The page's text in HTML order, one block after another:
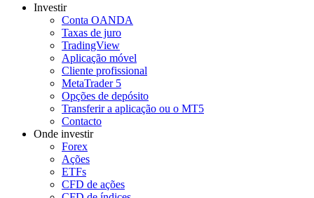
Investir
Conta OANDA
Taxas de juro
TradingView
Aplicação móvel
Cliente profissional
MetaTrader 5
Opções de depósito
Transferir a aplicação ou o MT5
Contacto
Onde investir
Forex
Ações
ETFs
CFD de ações